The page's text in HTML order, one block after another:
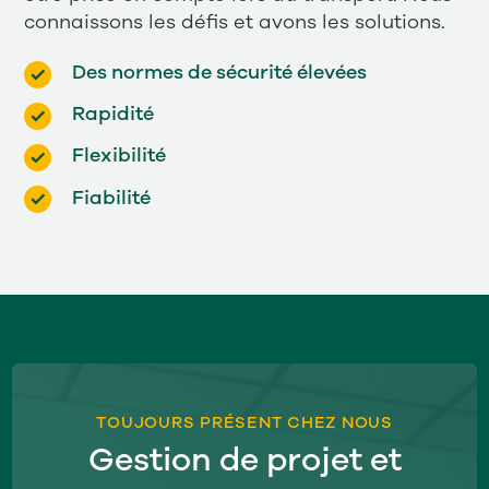
connaissons les défis et avons les solutions.
Des normes de sécurité élevées
Rapidité
Flexibilité
Fiabilité
TOUJOURS PRÉSENT CHEZ NOUS
Gestion de projet et